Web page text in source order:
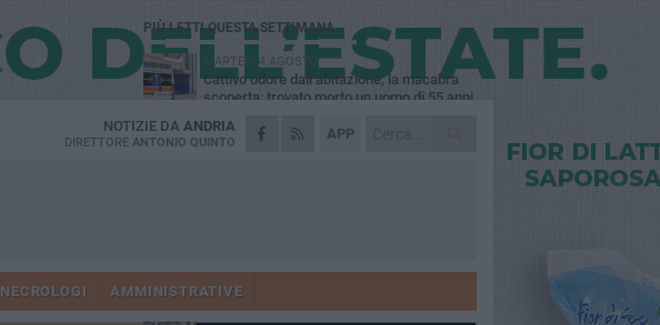
APP
NOTIZIE DA ANDRIA
DIRETTORE ANTONIO QUINTO
NECROLOGI AMMINISTRATIVE
PIÙ LETTI QUESTA SETTIMANA
MARTEDÌ 4 AGOSTO
Cattivo odore dall’abitazione, la macabra
scoperta: trovato morto un uomo di 55 anni
SABATO 1 AGOSTO
"3 vite. 2 impegni. 1 strada": ad Andria
Scompare prematuramente l'avvocato
Beppe Tortora
MARTEDÌ 4 AGOSTO